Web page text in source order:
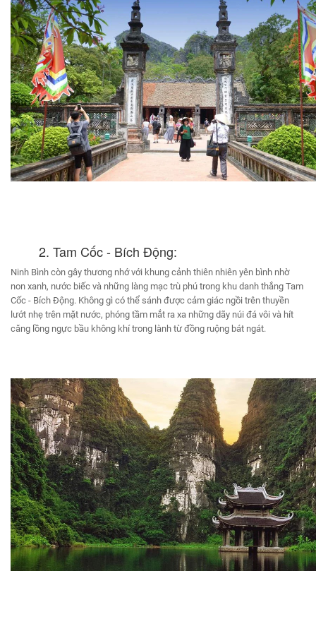
2. Tam Cốc - Bích Động:
Ninh Bình còn gây thương nhớ với khung cảnh thiên nhiên yên bình nhờ
non xanh, nước biếc và những làng mạc trù phú trong khu danh thắng Tam
Cốc - Bích Động. Không gì có thể sánh được cảm giác ngồi trên thuyền
lướt nhẹ trên mặt nước, phóng tầm mắt ra xa những dãy núi đá vôi và hít
căng lồng ngực bầu không khí trong lành từ đồng ruộng bát ngát.